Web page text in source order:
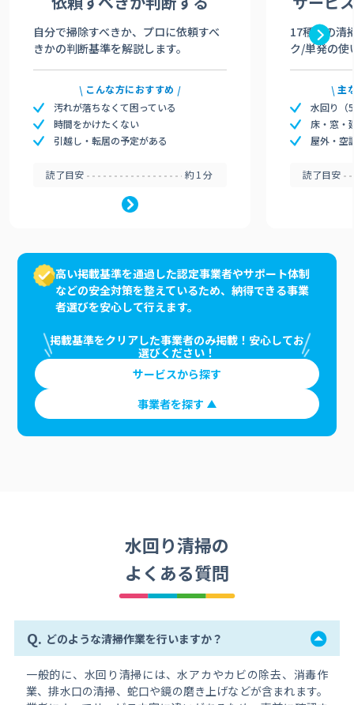
自分で掃除すべきか、プロに依頼すべ
きかの判断基準を解説します。
こんな方におすすめ
汚れが落ちなくて困っている
時間をかけたくない
引越し・転居の予定がある
読了目安 約1分
17種類の清
ク/単発の使
主
水回り（
床・窓・
屋外・空
読了目安
高い掲載基準を通過した認定事業者やサポート体制
などの安全対策を整えているため、納得できる事業
者選びを安心して行えます。
掲載基準をクリアした事業者のみ掲載！安心してお
選びください！
サービスから探す
事業者を探す
水回り清掃の
よくある質問
Q. どのような清掃作業を行いますか？
一般的に、水回り清掃には、水アカやカビの除去、消毒作
業、排水口の清掃、蛇口や鏡の磨き上げなどが含まれます。